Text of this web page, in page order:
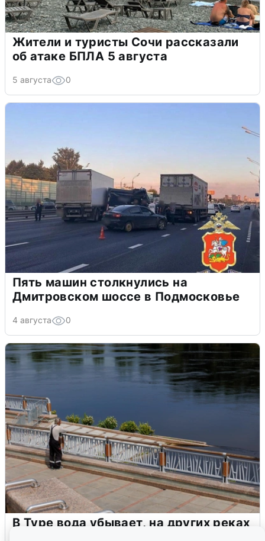
Жители и туристы Сочи рассказали
об атаке БПЛА 5 августа
5 августа 0
Пять машин столкнулись на
Дмитровском шоссе в Подмосковье
4 августа 0
В Туре вода убывает, на других реках